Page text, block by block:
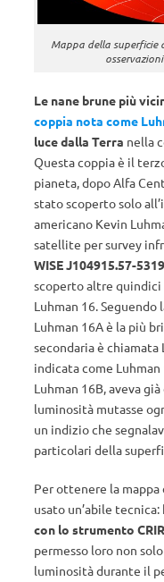
Mappa della
Le nane brune più
coppia nota come
luce dalla Terra nella
Questa coppia è il
pianeta, dopo Alfa
stato scoperto solo
americano Kevin
satellite per survey
WISE J104915.57-
scoperto altre
Luhman 16.
Luhman 16A è la più
secondaria è chiamata
indicata come
Luhman 16B, aveva
luminosità mutasse
un indizio che
particolari della
Per ottenere la
usato un’abile tecnica:
con lo strumento
permesso loro non
luminosità durante il